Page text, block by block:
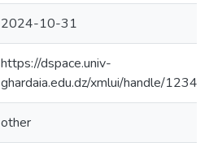
2024-10-31
https://dspace.univ-
ghardaia.edu.dz/xmlui/handle/
other